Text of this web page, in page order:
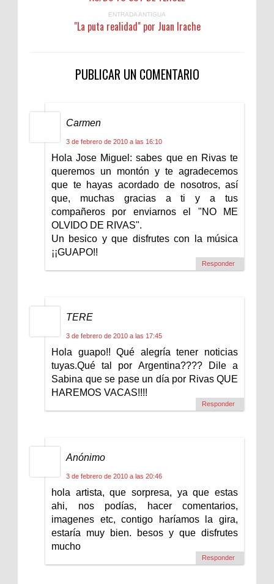
ENTRADA ANTIGUA
"La puta realidad" por Juan Irache
PUBLICAR UN COMENTARIO
Carmen
3 de febrero de 2010 a las 16:10
Hola Jose Miguel: sabes que en Rivas te
queremos un montón y te agradecemos
que te hayas acordado de nosotros, así
que, muchas gracias a ti y a tus
compañeros por enviarnos el "NO ME
OLVIDO DE RIVAS".
Un besico y que disfrutes con la música
¡¡GUAPO!!
Responder
TERE
3 de febrero de 2010 a las 17:45
Hola guapo!! Qué alegría tener noticias
tuyas.Qué tal por Argentina???? Dile a
Sabina que se pase un día por Rivas QUE
HAREMOS VACAS!!!!
Responder
Anónimo
3 de febrero de 2010 a las 20:46
hola artista, que sorpresa, ya que estas
ahi, nos podías, hacer comentarios,
imagenes etc, contigo haríamos la gira,
estaría muy bien. besos y que disfrutes
mucho
Responder